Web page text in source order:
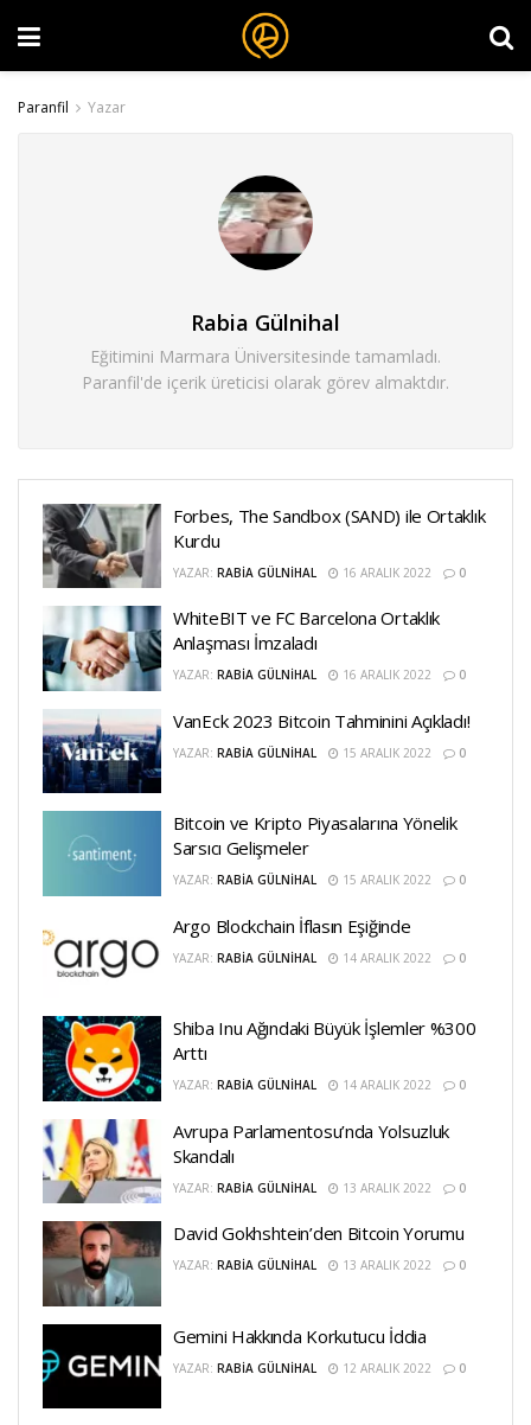
Paranfil Yazar
Rabia Gülnihal
Eğitimini Marmara Üniversitesinde tamamladı.
Paranfil'de içerik üreticisi olarak görev almaktdır.
Forbes, The Sandbox (SAND) ile Ortaklık
Kurdu
YAZAR: RABIA GÜLNIHAL 16 ARALIK 2022 0
WhiteBIT ve FC Barcelona Ortaklık
Anlaşması İmzaladı
YAZAR: RABIA GÜLNIHAL 16 ARALIK 2022 0
VanEck 2023 Bitcoin Tahminini Açıkladı!
YAZAR: RABIA GÜLNIHAL 15 ARALIK 2022 0
Bitcoin ve Kripto Piyasalarına Yönelik
Sarsıcı Gelişmeler
YAZAR: RABIA GÜLNIHAL 15 ARALIK 2022 0
Argo Blockchain İflasın Eşiğinde
YAZAR: RABIA GÜLNIHAL 14 ARALIK 2022 0
Shiba Inu Ağındaki Büyük İşlemler %300
Arttı
YAZAR: RABIA GÜLNIHAL 14 ARALIK 2022 0
Avrupa Parlamentosu’nda Yolsuzluk
Skandalı
YAZAR: RABIA GÜLNIHAL 13 ARALIK 2022 0
David Gokhshtein’den Bitcoin Yorumu
YAZAR: RABIA GÜLNIHAL 13 ARALIK 2022 0
Gemini Hakkında Korkutucu İddia
YAZAR: RABIA GÜLNIHAL 12 ARALIK 2022 0